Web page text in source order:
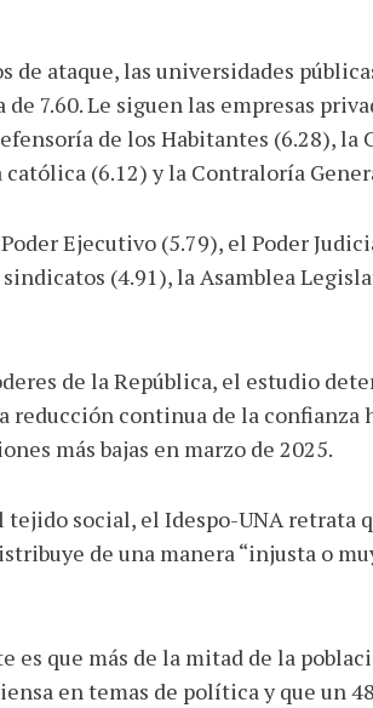
de ataque, las universidades
7.60. Le siguen las empresas
de los Habitantes (6.28), la
(6.12) y la Contraloría
Ejecutivo (5.79), el Poder
(4.91), la Asamblea
de la República, el estudio
reducción continua de la
más bajas en marzo de 2025.
tejido social, el Idespo-UNA retrata
de una manera “injusta o
es que más de la mitad de la
en temas de política y que un